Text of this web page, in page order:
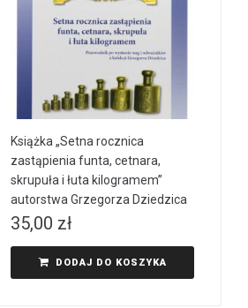
Książka „Setna rocznica
zastąpienia funta, cetnara,
skrupuła i łuta kilogramem”
autorstwa Grzegorza Dziedzica
35,00 zł
DODAJ DO KOSZYKA